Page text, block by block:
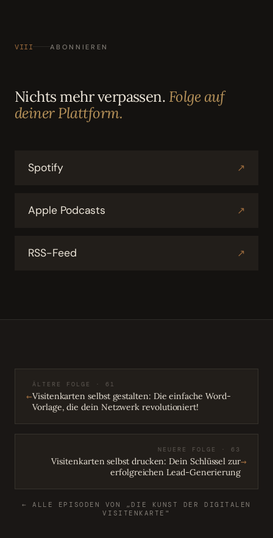
VIII ABONNIEREN
Nichts mehr verpassen. Folge auf
deiner Plattform.
Spotify ↗
Apple Podcasts ↗
RSS-Feed ↗
←
ÄLTERE FOLGE · 61
Visitenkarten selbst gestalten: Die einfache Word-
Vorlage, die dein Netzwerk revolutioniert!
NEUERE FOLGE · 63
Visitenkarten selbst drucken: Dein Schlüssel zur
erfolgreichen Lead-Generierung
→
← ALLE EPISODEN VON „DIE KUNST DER DIGITALEN
VISITENKARTE"